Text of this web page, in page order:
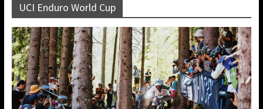
UCI Enduro World Cup